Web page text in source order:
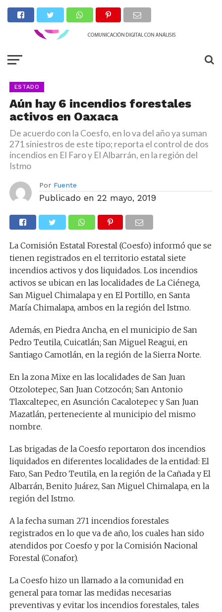
ESTADO
Aún hay 6 incendios forestales
activos en Oaxaca
De acuerdo con la Coesfo, en lo va del año ya suman
271 siniestros de este tipo; reporta el control de dos
incendios en El Faro y El Albarrán, en la región del
Istmo
Por Fuente
Publicado en 22 mayo, 2019
La Comisión Estatal Forestal (Coesfo) informó que se
tienen registrados en el territorio estatal siete
incendios activos y dos liquidados. Los incendios
activos se ubican en las localidades de La Ciénega,
San Miguel Chimalapa y en El Portillo, en Santa
María Chimalapa, ambos en la región del Istmo.
Además, en Piedra Ancha, en el municipio de San
Pedro Teutila, Cuicatlán; San Miguel Reagui, en
Santiago Camotlán, en la región de la Sierra Norte.
En la zona Mixe en las localidades de San Juan
Otzolotepec, San Juan Cotzocón; San Antonio
Tlaxcaltepec, en Asunción Cacalotepec y San Juan
Mazatlán, perteneciente al municipio del mismo
nombre.
Las brigadas de la Coesfo reportaron dos incendios
liquidados en diferentes localidades de la entidad: El
Faro, San Pedro Teutila, en la región de la Cañada y El
Albarrán, Benito Juárez, San Miguel Chimalapa, en la
región del Istmo.
A la fecha suman 271 incendios forestales
registrados en lo que va de año, los cuales han sido
atendidos por Coesfo y por la Comisión Nacional
Forestal (Conafor).
La Coesfo hizo un llamado a la comunidad en
general para tomar las medidas necesarias
preventivas y evitar los incendios forestales, tales